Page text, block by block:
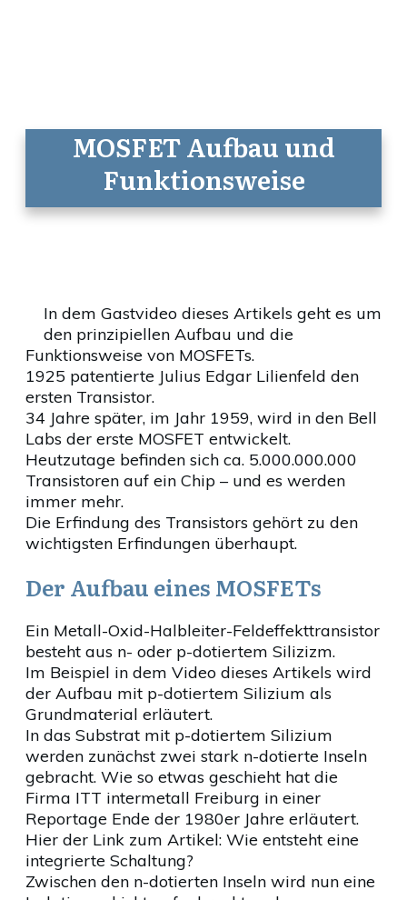
MOSFET Aufbau und
Funktionsweise
In dem Gastvideo dieses Artikels geht es um
den prinzipiellen Aufbau und die
Funktionsweise von MOSFETs.
1925 patentierte Julius Edgar Lilienfeld den
ersten Transistor.
34 Jahre später, im Jahr 1959, wird in den Bell
Labs der erste MOSFET entwickelt.
Heutzutage befinden sich ca. 5.000.000.000
Transistoren auf ein Chip – und es werden
immer mehr.
Die Erfindung des Transistors gehört zu den
wichtigsten Erfindungen überhaupt.
Der Aufbau eines MOSFETs
Ein Metall-Oxid-Halbleiter-Feldeffekttransistor
besteht aus n- oder p-dotiertem Silizizm.
Im Beispiel in dem Video dieses Artikels wird
der Aufbau mit p-dotiertem Silizium als
Grundmaterial erläutert.
In das Substrat mit p-dotiertem Silizium
werden zunächst zwei stark n-dotierte Inseln
gebracht. Wie so etwas geschieht hat die
Firma ITT intermetall Freiburg in einer
Reportage Ende der 1980er Jahre erläutert.
Hier der Link zum Artikel: Wie entsteht eine
integrierte Schaltung?
Zwischen den n-dotierten Inseln wird nun eine